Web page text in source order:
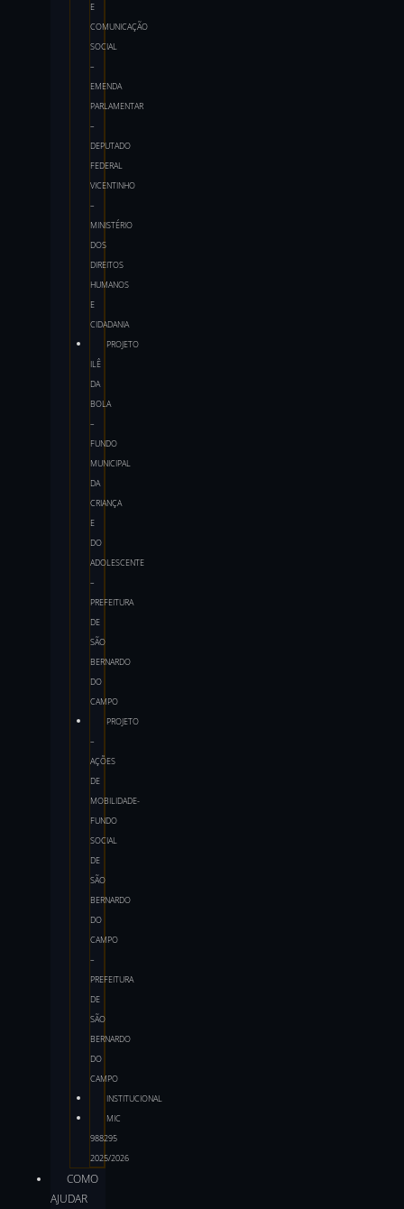
E
COMUNICAÇÃO
SOCIAL
–
EMENDA
PARLAMENTAR
–
DEPUTADO
FEDERAL
VICENTINHO
–
MINISTÉRIO
DOS
DIREITOS
HUMANOS
E
CIDADANIA
PROJETO
ILÊ
DA
BOLA
–
FUNDO
MUNICIPAL
DA
CRIANÇA
E
DO
ADOLESCENTE
–
PREFEITURA
DE
SÃO
BERNARDO
DO
CAMPO
PROJETO
–
AÇÕES
DE
MOBILIDADE-
FUNDO
SOCIAL
DE
SÃO
BERNARDO
DO
CAMPO
–
PREFEITURA
DE
SÃO
BERNARDO
DO
CAMPO
INSTITUCIONAL
MIC
988295
2025/2026
COMO
AJUDAR